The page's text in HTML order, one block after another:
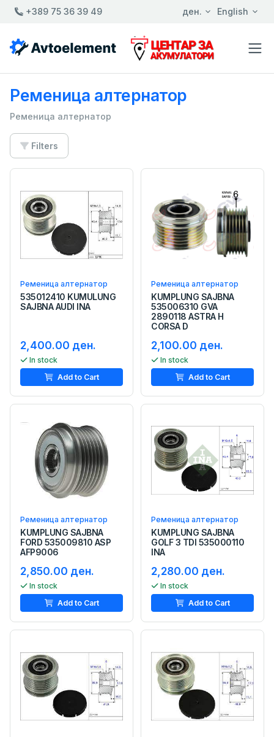
+389 75 36 39 49 ден. English
Ременица алтернатор
Ременица алтернатор
Filters
Ременица алтернатор
535012410 KUMULUNG
SAJBNA AUDI INA
2,400.00 ден.
In stock
Add to Cart
Ременица алтернатор
KUMPLUNG SAJBNA
535006310 GVA
2890118 ASTRA H
CORSA D
2,100.00 ден.
In stock
Add to Cart
Ременица алтернатор
KUMPLUNG SAJBNA
FORD 535009810 ASP
AFP9006
2,850.00 ден.
In stock
Add to Cart
Ременица алтернатор
KUMPLUNG SAJBNA
GOLF 3 TDI 535000110
INA
2,280.00 ден.
In stock
Add to Cart